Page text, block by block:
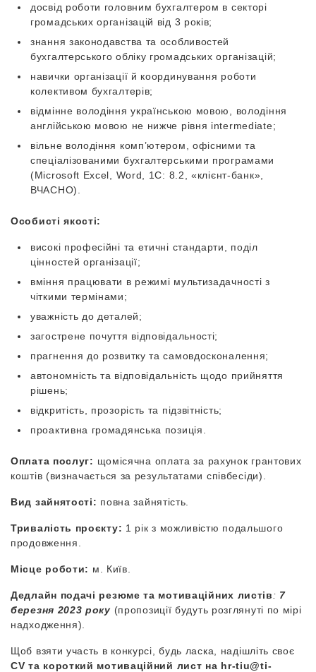
досвід роботи головним бухгалтером в секторі
громадських організацій від 3 років;
знання законодавства та особливостей
бухгалтерського обліку громадських організацій;
навички організації й координування роботи
колективом бухгалтерів;
відмінне володіння українською мовою, володіння
англійською мовою не нижче рівня intermediate;
вільне володіння комп’ютером, офісними та
спеціалізованими бухгалтерськими програмами
(Microsoft Excel, Word, 1С: 8.2, «клієнт-банк»,
ВЧАСНО).
Особисті якості:
високі професійні та етичні стандарти, поділ
цінностей організації;
вміння працювати в режимі мультизадачності з
чіткими термінами;
уважність до деталей;
загострене почуття відповідальності;
прагнення до розвитку та самовдосконалення;
автономність та відповідальність щодо прийняття
рішень;
відкритість, прозорість та підзвітність;
проактивна громадянська позиція.
Оплата послуг: щомісячна оплата за рахунок грантових
коштів (визначається за результатами співбесіди).
Вид зайнятості: повна зайнятість.
Тривалість проєкту: 1 рік з можливістю подальшого
продовження.
Місце роботи: м. Київ.
Дедлайн подачі резюме та мотиваційних листів: 7
березня 2023 року (пропозиції будуть розглянуті по мірі
надходження).
Щоб взяти участь в конкурсі, будь ласка, надішліть своє
CV та короткий мотиваційний лист на hr-tiu@ti-